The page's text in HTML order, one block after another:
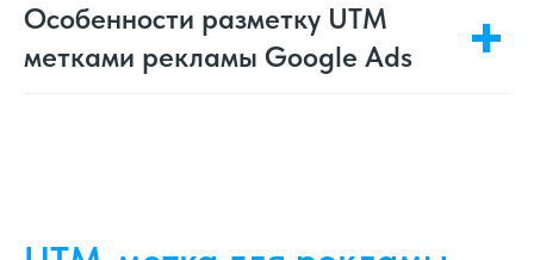
Особенности разметку UTM
метками рекламы Google Ads